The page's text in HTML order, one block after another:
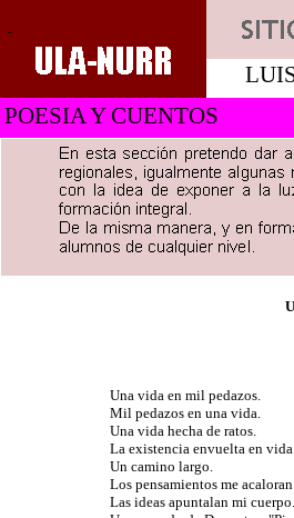
POESIA Y CUENTOS
Una vida en mil pedazos.
Mil pedazos en una vida.
Una vida hecha de ratos.
La existencia envuelta en vida.
Un camino largo.
Los pensamientos me acaloran.
Las ideas apuntalan mi cuerpo.